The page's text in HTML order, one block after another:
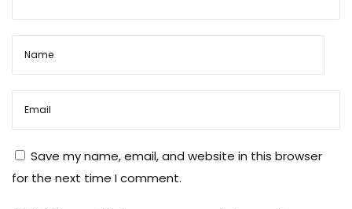
Save my name, email, and website in this browser
for the next time I comment.